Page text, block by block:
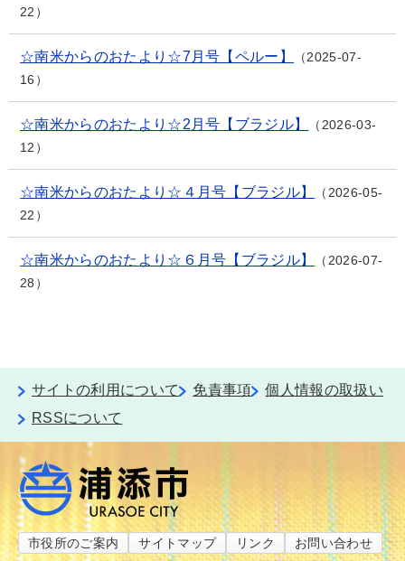
22
☆南米からのおたより☆7月号【ペルー】
2025-07-
16
☆南米からのおたより☆2月号【ブラジル】
2026-03-
12
☆南米からのおたより☆４月号【ブラジル】
2026-05-
22
☆南米からのおたより☆６月号【ブラジル】
2026-07-
28
サイトの利用について 免責事項
個人情報の取扱い
RSSについて
市役所のご案内 サイトマップ リンク お問い合わせ